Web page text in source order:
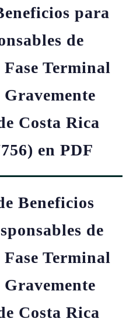
para
de
Fase Terminal
Costa Rica
en PDF
Beneficios
de
Fase Terminal
Costa Rica